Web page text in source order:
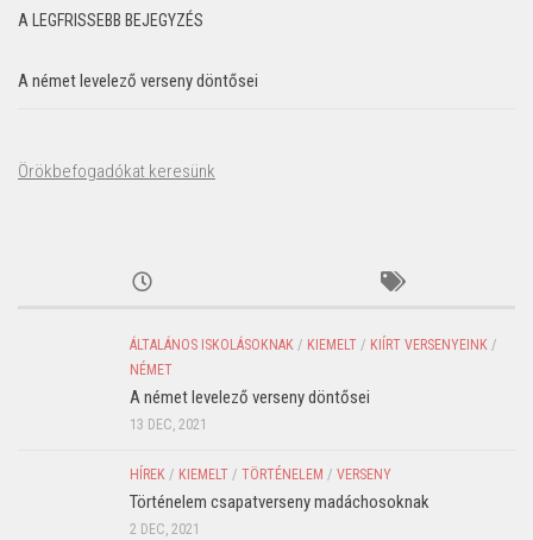
A LEGFRISSEBB BEJEGYZÉS
A német levelező verseny döntősei
Örökbefogadókat keresünk
ÁLTALÁNOS ISKOLÁSOKNAK / KIEMELT / KIÍRT VERSENYEINK /
NÉMET
A német levelező verseny döntősei
13 DEC, 2021
HÍREK / KIEMELT / TÖRTÉNELEM / VERSENY
Történelem csapatverseny madáchosoknak
2 DEC, 2021